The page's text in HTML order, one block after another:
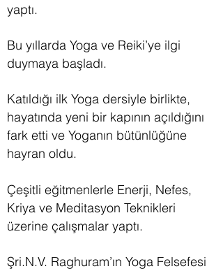
yaptı.
Bu yıllarda Yoga ve Reiki’ye ilgi
duymaya başladı.
Katıldığı ilk Yoga dersiyle birlikte,
hayatında yeni bir kapının açıldığını
fark etti ve Yoganın bütünlüğüne
hayran oldu.
Çeşitli eğitmenlerle Enerji, Nefes,
Kriya ve Meditasyon Teknikleri
üzerine çalışmalar yaptı.
Şri.N.V. Raghuram’ın Yoga Felsefesi